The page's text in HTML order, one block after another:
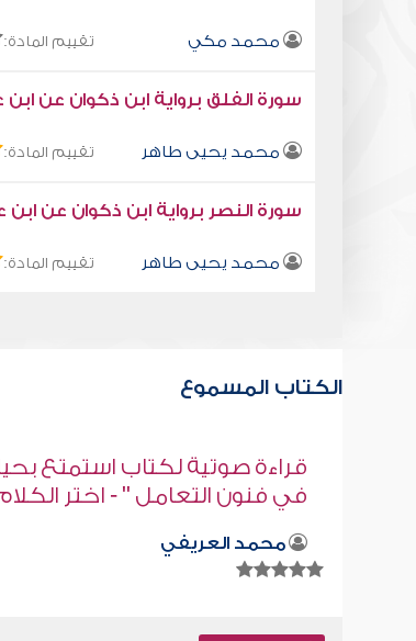
محمد مكي تقييم المادة:
سورة الفلق برواية ابن ذكوان عن ابن
محمد يحيى طاهر تقييم المادة:
سورة النصر برواية ابن ذكوان عن ابن
محمد يحيى طاهر تقييم المادة:
الكتاب المسموع
وراء كل عظيم أم
صابر دياب